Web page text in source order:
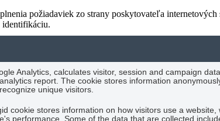
požiadaviek zo strany poskytovateľa internetových
identifikáciu.
Analytics, calculates visitor, session and campaign
report. The cookie stores information
unique visitors.
cookie stores information on how visitors use a website,
performance. Some of the data that are collected